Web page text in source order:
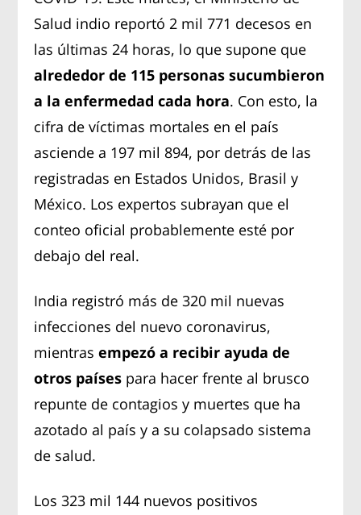
Salud indio reportó 2 mil 771 decesos en
las últimas 24 horas, lo que supone que
alrededor de 115 personas sucumbieron
a la enfermedad cada hora. Con esto, la
cifra de víctimas mortales en el país
asciende a 197 mil 894, por detrás de las
registradas en Estados Unidos, Brasil y
México. Los expertos subrayan que el
conteo oficial probablemente esté por
debajo del real.
India registró más de 320 mil nuevas
infecciones del nuevo coronavirus,
mientrasempezó a recibir ayuda de
otros países para hacer frente al brusco
repunte de contagios y muertes que ha
azotado al país y a su colapsado sistema
de salud.
Los 323 mil 144 nuevos positivos